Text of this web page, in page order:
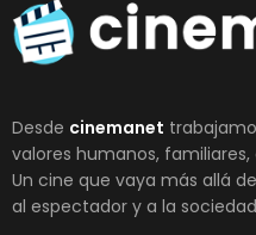
Desde cinemanet
valores humanos,
Un cine que vaya más allá
al espectador y a la